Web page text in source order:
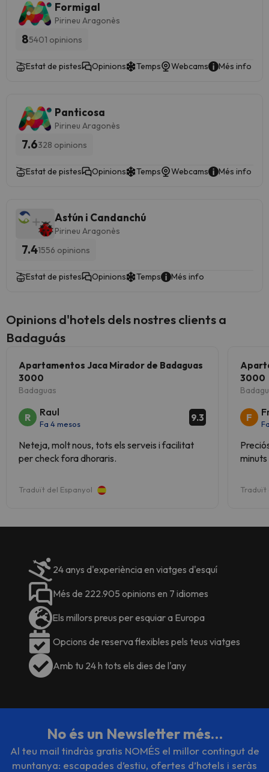
Formigal
Pirineu Aragonès
85401 opinions
Estat de pistes Opinions Temps Webcams Més info
Panticosa
Pirineu Aragonès
7.6328 opinions
Estat de pistes Opinions Temps Webcams Més info
Astún i Candanchú
Pirineu Aragonès
7.41556 opinions
Estat de pistes Opinions Temps Més info
Opinions d'hotels dels nostres clients a
Badaguás
Apartamentos Jaca Mirador de Badaguas
3000
Badaguas
R Raul
Fa 4 mesos
9.3
Neteja, molt nous, tots els serveis i facilitat
per check fora dhoraris.
Traduït del Espanyol
3000
F
Traduït
24 anys d'experiència en viatges d'esquí
Més de 222.905 opinions en 7 idiomes
Els millors preus per esquiar a Europa
Opcions de reserva flexibles pels teus viatges
Amb tu 24 h tots els dies de l'any
No és un Newsletter més…
Al teu mail tindràs gratis NOMÉS el millor contingut de
muntanya: escapades d’estiu, ofertes d’hotels i seràs